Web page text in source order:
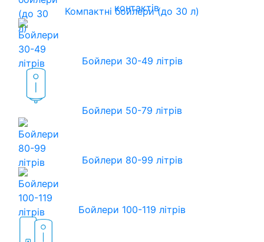
контактів
Компактні бойлери (до 30 л)
Бойлери 30-49 літрів
Бойлери 50-79 літрів
Бойлери 80-99 літрів
Бойлери 100-119 літрів